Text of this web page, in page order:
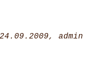
24.09.2009 admin